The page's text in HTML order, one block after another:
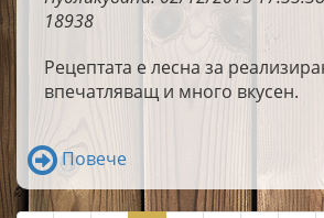
18938
Рецептата е лесна за
впечатляващ и много вкусен.
Повече